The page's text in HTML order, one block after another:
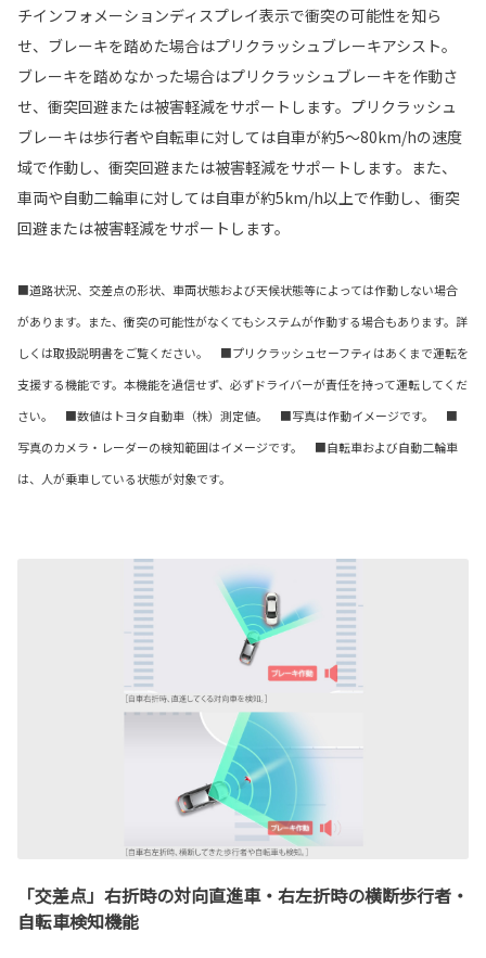
チインフォメーションディスプレイ表示で衝突の可能性を知ら
せ、ブレーキを踏めた場合はプリクラッシュブレーキアシスト。
ブレーキを踏めなかった場合はプリクラッシュブレーキを作動さ
せ、衝突回避または被害軽減をサポートします。プリクラッシュ
ブレーキは歩行者や自転車に対しては自車が約5〜80km/hの速度
域で作動し、衝突回避または被害軽減をサポートします。また、
車両や自動二輪車に対しては自車が約5km/h以上で作動し、衝突
回避または被害軽減をサポートします。
■道路状況、交差点の形状、車両状態および天候状態等によっては作動しない場合
があります。また、衝突の可能性がなくてもシステムが作動する場合もあります。詳
しくは取扱説明書をご覧ください。 ■プリクラッシュセーフティはあくまで運転を
支援する機能です。本機能を過信せず、必ずドライバーが責任を持って運転してくだ
さい。 ■数値はトヨタ自動車（株）測定値。 ■写真は作動イメージです。 ■
写真のカメラ・レーダーの検知範囲はイメージです。 ■自転車および自動二輪車
は、人が乗車している状態が対象です。
「交差点」右折時の対向直進車・右左折時の横断歩行者・
自転車検知機能